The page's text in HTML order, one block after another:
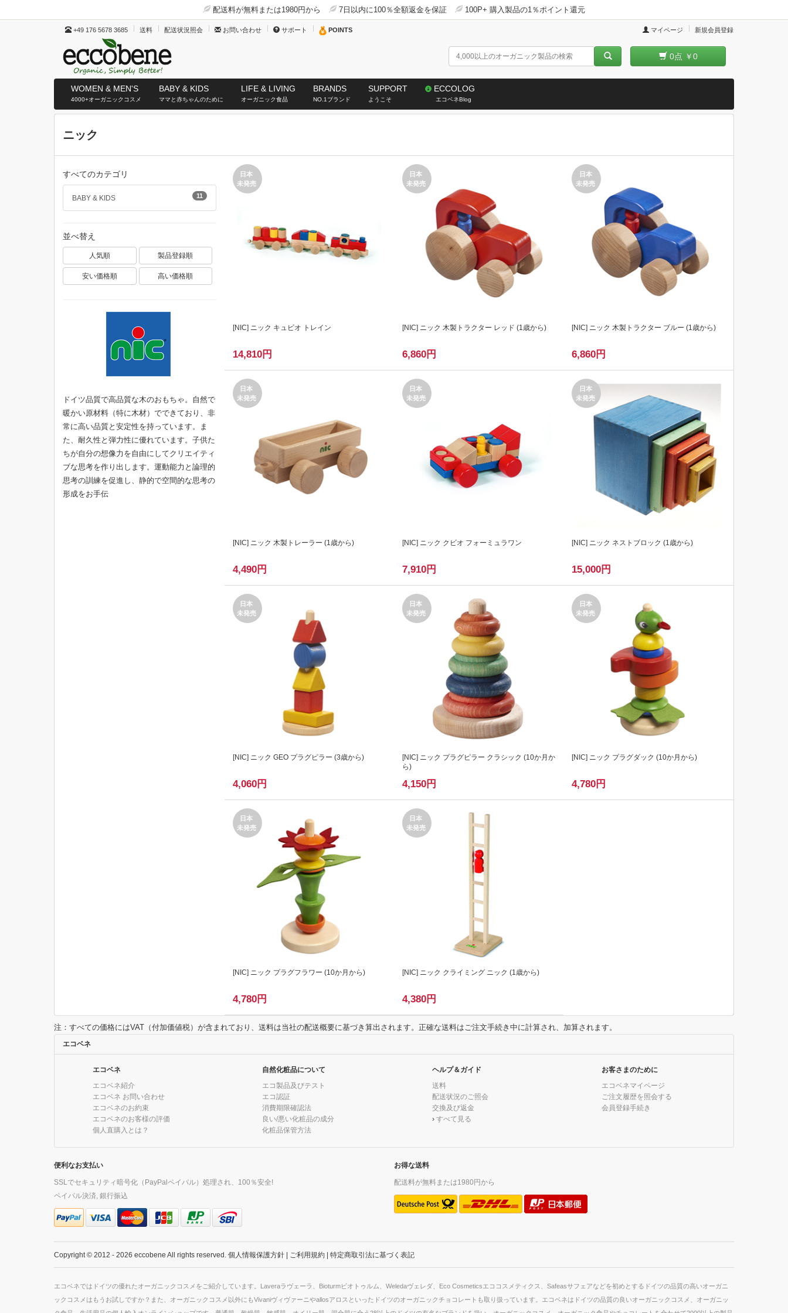
配送料が無料または1980円から 7日以内に100％全額返金を保証 100P+ 購入製品の1％ポイント還元
+49 176 5678 3685 送料 配送状況照会 お問い合わせ サポート POINTS マイページ 新規会員登録
0点 ￥0
WOMEN & MEN'S
4000+オーガニックコスメ
BABY & KIDS
ママと赤ちゃんのために
LIFE & LIVING
オーガニック食品
BRANDS
NO.1ブランド
SUPPORT
ようこそ
ECCOLOG
エコベネBlog
ニック
すべてのカテゴリ
11
BABY & KIDS
並べ替え
人気順 製品登録順
安い価格順 高い価格順
ドイツ品質で高品質な木のおもちゃ。自然で
暖かい原材料（特に木材）でできており、非
常に高い品質と安定性を持っています。ま
た、耐久性と弾力性に優れています。子供た
ちが自分の想像力を自由にしてクリエイティ
ブな思考を作り出します。運動能力と論理的
思考の訓練を促進し、静的で空間的な思考の
形成をお手伝
日本
未発売
[NIC] ニック キュビオ トレイン
14,810円
日本
未発売
[NIC] ニック 木製トラクター レッド (1歳から)
6,860円
日本
未発売
[NIC] ニック 木製トラクター ブルー (1歳から)
6,860円
日本
未発売
[NIC] ニック 木製トレーラー (1歳から)
4,490円
日本
未発売
[NIC] ニック クビオ フォーミュラワン
7,910円
日本
未発売
[NIC] ニック ネストブロック (1歳から)
15,000円
日本
未発売
[NIC] ニック GEO プラグピラー (3歳から)
4,060円
日本
未発売
[NIC] ニック プラグピラー クラシック (10か月か
ら)
4,150円
日本
未発売
[NIC] ニック プラグダック (10か月から)
4,780円
日本
未発売
[NIC] ニック プラグフラワー (10か月から)
4,780円
日本
未発売
[NIC] ニック クライミング ニック (1歳から)
4,380円
注：すべての価格にはVAT（付加価値税）が含まれており、送料は当社の配送概要に基づき算出されます。正確な送料はご注文手続き中に計算され、加算されます。
エコベネ
エコベネ
エコベネ紹介
エコベネ お問い合わせ
エコベネのお約束
エコベネのお客様の評価
個人直購入とは？
自然化粧品について
エコ製品及びテスト
エコ認証
消費期限確認法
良い/悪い化粧品の成分
化粧品保管方法
ヘルプ＆ガイド
送料
配送状況のご照会
交換及び返金
› すべて見る
お客さまのために
エコベネマイページ
ご注文履歴を照会する
会員登録手続き
便利なお支払い
SSLでセキュリティ暗号化（PayPalペイパル）処理され、100％安全!
ペイパル決済, 銀行振込
お得な送料
配送料が無料または1980円から
Copyright © 2012 - 2026 eccobene All rights reserved. 個人情報保護方針 | ご利用規約 | 特定商取引法に基づく表記
エコベネではドイツの優れたオーガニックコスメをご紹介しています。Laveraラヴェーラ、Bioturmビオトゥルム、Weledaヴェレダ、Eco Cosmeticsエココスメティクス、Safeasサフェアなどを初めとするドイツの品質の高いオーガニ
ックコスメはもうお試しですか？また、オーガニックコスメ以外にもVivaniヴィヴァーニやallosアロスといったドイツのオーガニックチョコレートも取り扱っています。エコベネはドイツの品質の良いオーガニックコスメ、オーガニッ